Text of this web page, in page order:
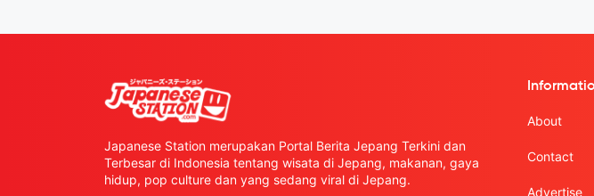
Japanese Station merupakan Portal Berita Jepang Terkini dan
Terbesar di Indonesia tentang wisata di Jepang, makanan, gaya
hidup, pop culture dan yang sedang viral di Jepang.
About
Contact
Advertise